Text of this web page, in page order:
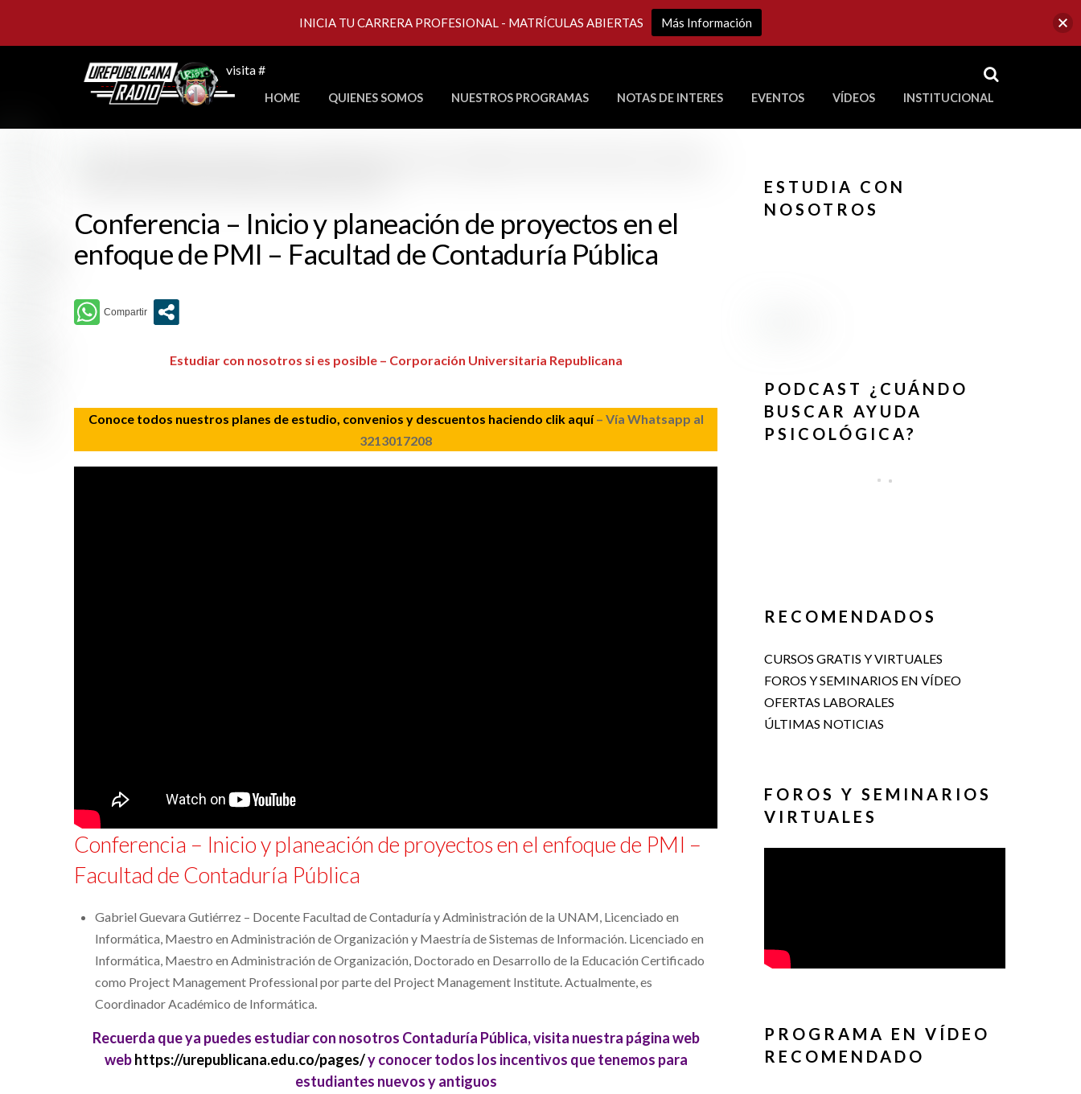
visita # RSS
HOME QUIENES SOMOS NUESTROS PROGRAMAS NOTAS DE INTERES EVENTOS VÍDEOS INSTITUCIONAL
Conferencia – Inicio y planeación de proyectos en el
enfoque de PMI – Facultad de Contaduría Pública
Estudiar con nosotros si es posible – Corporación Universitaria Republicana
Conoce todos nuestros planes de estudio, convenios y descuentos haciendo clik aquí– Vía Whatsapp al
3213017208
Conferencia – Inicio y planeación de proyectos en el enfoque de PMI –
Facultad de Contaduría Pública
Gabriel Guevara Gutiérrez – Docente Facultad de Contaduría y Administración de la UNAM, Licenciado en
Informática, Maestro en Administración de Organización y Maestría de Sistemas de Información. Licenciado en
Informática, Maestro en Administración de Organización, Doctorado en Desarrollo de la Educación Certificado
como Project Management Professional por parte del Project Management Institute. Actualmente, es
Coordinador Académico de Informática.
Recuerda que ya puedes estudiar con nosotros Contaduría Pública, visita nuestra página web
webhttps://urepublicana.edu.co/pages/y conocer todos los incentivos que tenemos para
estudiantes nuevos y antiguos
ESTUDIA CON
NOSOTROS
PODCAST ¿CUÁNDO
BUSCAR AYUDA
PSICOLÓGICA?
RECOMENDADOS
CURSOS GRATIS Y VIRTUALES
FOROS Y SEMINARIOS EN VÍDEO
OFERTAS LABORALES
ÚLTIMAS NOTICIAS
FOROS Y SEMINARIOS
VIRTUALES
PROGRAMA EN VÍDEO
RECOMENDADO
INICIA TU CARRERA PROFESIONAL - MATRÍCULAS ABIERTAS Más Información